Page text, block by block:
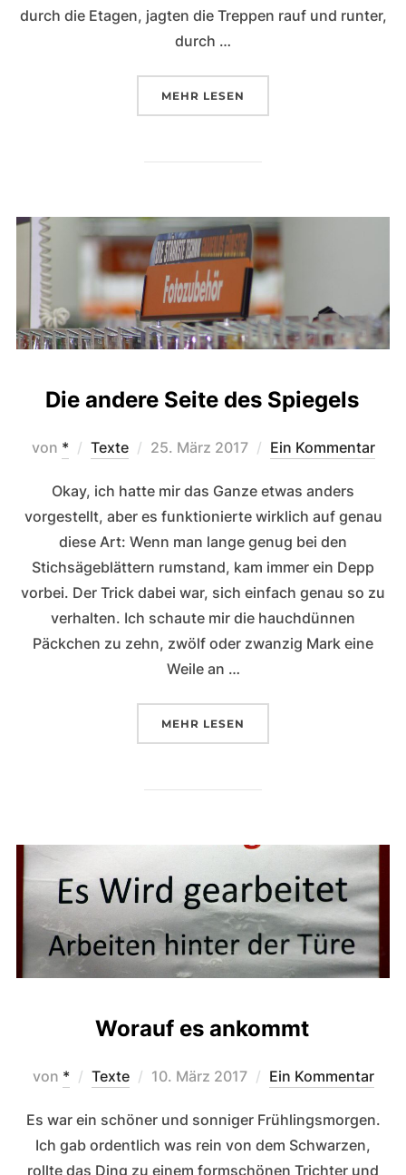
durch die Etagen, jagten die Treppen rauf und runter,
durch …
MEHR ÜBER „IT STARTED WITH A
LESEN
Die andere Seite des Spiegels
von * Texte
Veröffentlicht
25. März 2017 Ein Kommentar
Okay, ich hatte mir das Ganze etwas anders
vorgestellt, aber es funktionierte wirklich auf genau
diese Art: Wenn man lange genug bei den
Stichsägeblättern rumstand, kam immer ein Depp
vorbei. Der Trick dabei war, sich einfach genau so zu
verhalten. Ich schaute mir die hauchdünnen
Päckchen zu zehn, zwölf oder zwanzig Mark eine
Weile an …
MEHR ÜBER „DIE ANDERE SEITE DES
LESEN
Worauf es ankommt
von * Texte
Veröffentlicht
10. März 2017 Ein Kommentar
Es war ein schöner und sonniger Frühlingsmorgen.
Ich gab ordentlich was rein von dem Schwarzen,
rollte das Ding zu einem formschönen Trichter und